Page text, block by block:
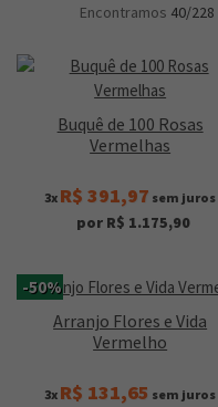
Encontramos 40/228
Buquê de 100 Rosas
Vermelhas
3x R$ 391,97 sem juros
por R$ 1.175,90
-50%
Arranjo Flores e Vida
Vermelho
3x R$ 131,65 sem juros